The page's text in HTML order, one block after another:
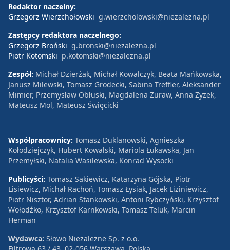
Redaktor naczelny:
Grzegorz Wierzchołowski g.wierzcholowski@niezalezna.pl
Zastępcy redaktora naczelnego:
Grzegorz Broński g.bronski@niezalezna.pl
Piotr Kotomski p.kotomski@niezalezna.pl
Zespół: Michał Dzierżak, Michał Kowalczyk, Beata Mańkowska,
Janusz Milewski, Tomasz Grodecki, Sabina Treffler, Aleksander
Mimier, Przemysław Obłuski, Magdalena Żuraw, Anna Zyzek,
Mateusz Mol, Mateusz Święcicki
Współpracownicy: Tomasz Duklanowski, Agnieszka
Kołodziejczyk, Hubert Kowalski, Mariola Łukawska, Jan
Przemyłski, Natalia Wasilewska, Konrad Wysocki
Publicyści: Tomasz Sakiewicz, Katarzyna Gójska, Piotr
Lisiewicz, Michał Rachoń, Tomasz Łysiak, Jacek Liziniewicz,
Piotr Nisztor, Adrian Stankowski, Antoni Rybczyński, Krzysztof
Wołodźko, Krzysztof Karnkowski, Tomasz Teluk, Marcin
Herman
Wydawca: Słowo Niezależne Sp. z o.o.